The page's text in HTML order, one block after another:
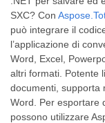
SXC? Con
può integrare il
l’applicazione di
Word, Excel,
altri formati. Potente
documenti, supporta
Word. Per esportare
possono utilizzare